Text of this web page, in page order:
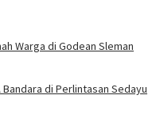
Warga di Godean Sleman
di Perlintasan Sedayu